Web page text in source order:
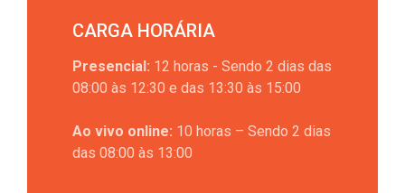
CARGA HORÁRIA
Presencial: 12 horas - Sendo 2 dias das
08:00 às 12:30 e das 13:30 às 15:00
Ao vivo online: 10 horas – Sendo 2 dias
das 08:00 às 13:00